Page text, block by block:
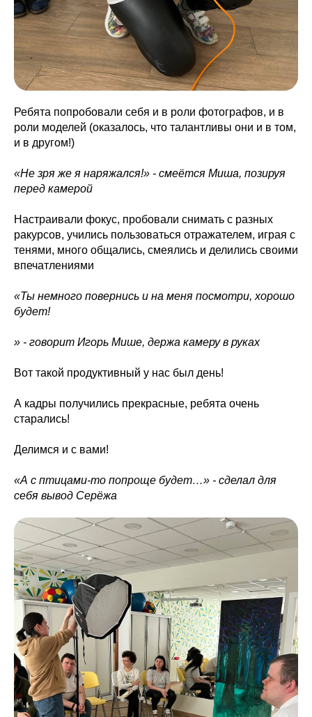
Ребята попробовали себя и в роли фотографов, и в
роли моделей (оказалось, что талантливы они и в том,
и в другом!)
«Не зря же я наряжался!» - смеётся Миша, позируя
перед камерой
Настраивали фокус, пробовали снимать с разных
ракурсов, учились пользоваться отражателем, играя с
тенями, много общались, смеялись и делились своими
впечатлениями
«Ты немного повернись и на меня посмотри, хорошо
будет!
» - говорит Игорь Мише, держа камеру в руках
Вот такой продуктивный у нас был день!
А кадры получились прекрасные, ребята очень
старались!
Делимся и с вами!
«А с птицами-то попроще будет…» - сделал для
себя вывод Серёжа